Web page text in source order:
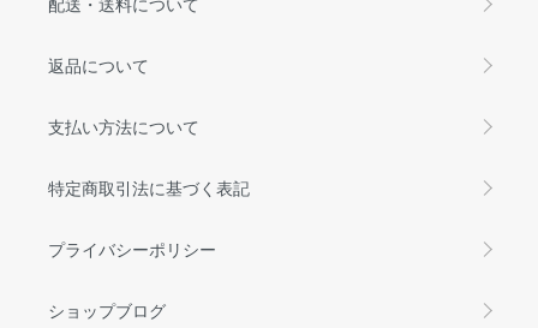
返品について
支払い方法について
特定商取引法に基づく表記
プライバシーポリシー
ショップブログ